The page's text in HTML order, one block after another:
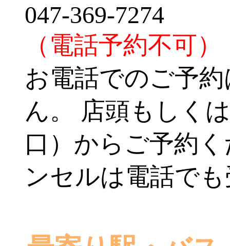
047-369-7274
（電話予約不可）
お電話でのご予
ん。 店頭もしく
口）からご予約
ンセルは電話で